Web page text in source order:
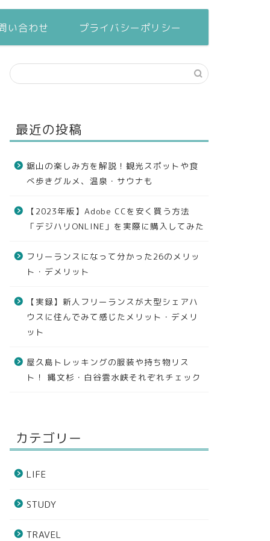
い合わせ プライバシーポリシー
最近の投稿
鋸山の楽しみ方を解説！観光スポットや食
べ歩きグルメ、温泉・サウナも
【2023年版】Adobe CCを安く買う方法
「デジハリONLINE」を実際に購入してみた
フリーランスになって分かった26のメリッ
ト・デメリット
【実録】新人フリーランスが大型シェアハ
ウスに住んでみて感じたメリット・デメリ
ット
屋久島トレッキングの服装や持ち物リス
ト！ 縄文杉・白谷雲水峡それぞれチェック
カテゴリー
LIFE
STUDY
TRAVEL